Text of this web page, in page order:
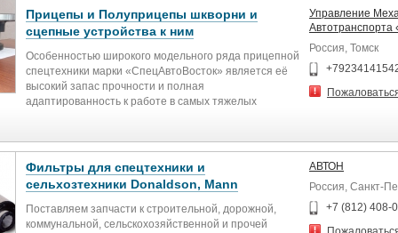
соответствующее ISO VG32, класс 1
Материал корпуса: алюминиевый сплав
Материал прозрачного стакана: поликарбонат (в
моделях начиная с Л-3000 стакан защищен
металлическим кожухом)
Технические характеристики:
Параметр Значение
Рабочее давление
Максимальное давление
1,5 МПа
Присоединение
G¼"...G1"
Прицепы и Полуприцепы шкворни и
сцепные устройства к ним
Особенностью широкого модельного ряда прицепной
спецтехники марки «СпецАвтоВосток» является её
высокий запас прочности и полная
адаптированность к работе в самых тяжелых
поясах, будь-то дороги общего пользования,
«зимники» Крайнего Севера и Дальнего Востока или
пески Средней Азии!
Немаловажным направлением деятельности завода,
является поставка запасных частей, как
Управление
Автотранспорта
Россия, Томск
Фильтры для спецтехники и
сельхозтехники Donaldson, Mann
Поставляем запчасти к строительной, дорожной,
коммунальной, сельскохозяйственной и прочей
АВТОН
Россия, Санкт-
+7 (812) 408-